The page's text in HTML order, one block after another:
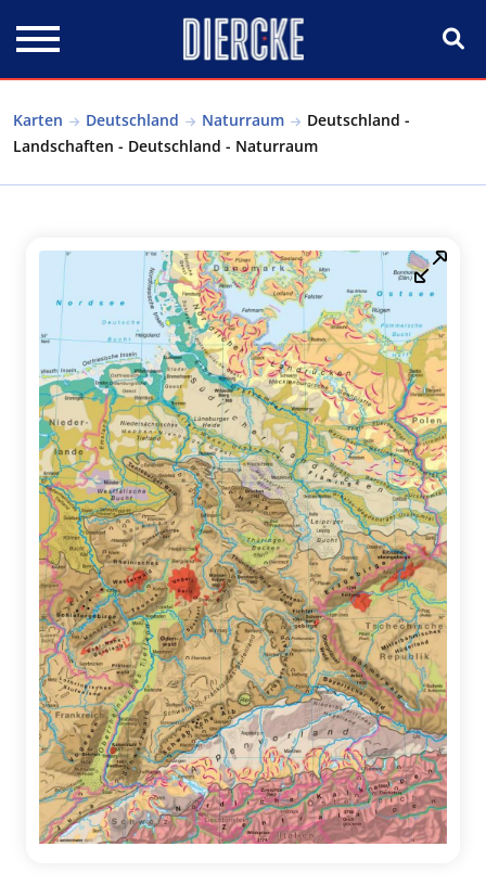
Karten Deutschland Naturraum
Deutschland -
Landschaften - Deutschland - Naturraum